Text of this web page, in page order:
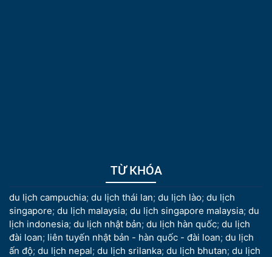
TỪ KHÓA
du lịch campuchia; du lịch thái lan; du lịch lào; du lịch
singapore; du lịch malaysia; du lịch singapore malaysia; du
lịch indonesia; du lịch nhật bản; du lịch hàn quốc; du lịch
đài loan; liên tuyến nhật bản - hàn quốc - đài loan; du lịch
ấn độ; du lịch nepal; du lịch srilanka; du lịch bhutan; du lịch